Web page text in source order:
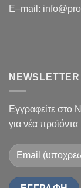
E–mail :
NEWSLETTER
Εγγραφείτε στο
για νέα